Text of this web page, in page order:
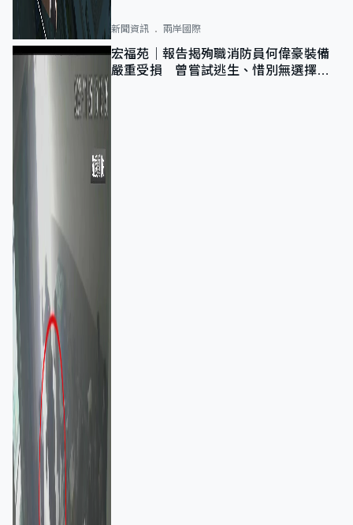
新聞資訊 兩岸國際
宏福苑｜報告揭殉職消防員何偉豪裝備
嚴重受損 曾嘗試逃生、惜別無選擇下